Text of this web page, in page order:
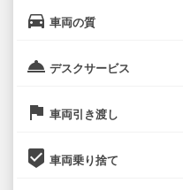
directions_car 車両の質
room_service デスクサービス
flag 車両引き渡し
beenhere 車両乗り捨て